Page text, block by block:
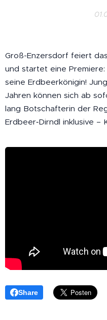
Groß-Enzersdorf feiert
und startet eine
seine Erdbeerkönigin!
Jahren können sich ab
lang Botschafterin der
Erdbeer‑Dirndl inklusive –
Share